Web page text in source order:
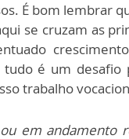
É bom lembrar
se cruzam as
é um
trabalho
em andamento